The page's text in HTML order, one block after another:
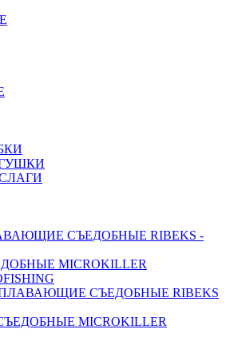
СЪЕДОБНЫЕ RIBEKS -
MICROKILLER
СЪЕДОБНЫЕ RIBEKS
MICROKILLER